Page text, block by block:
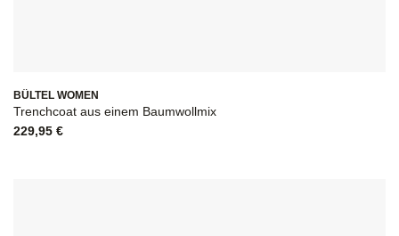
BÜLTEL WOMEN
Trenchcoat aus einem Baumwollmix
229,95 €